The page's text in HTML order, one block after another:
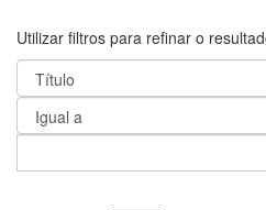
Utilizar filtros para refinar o